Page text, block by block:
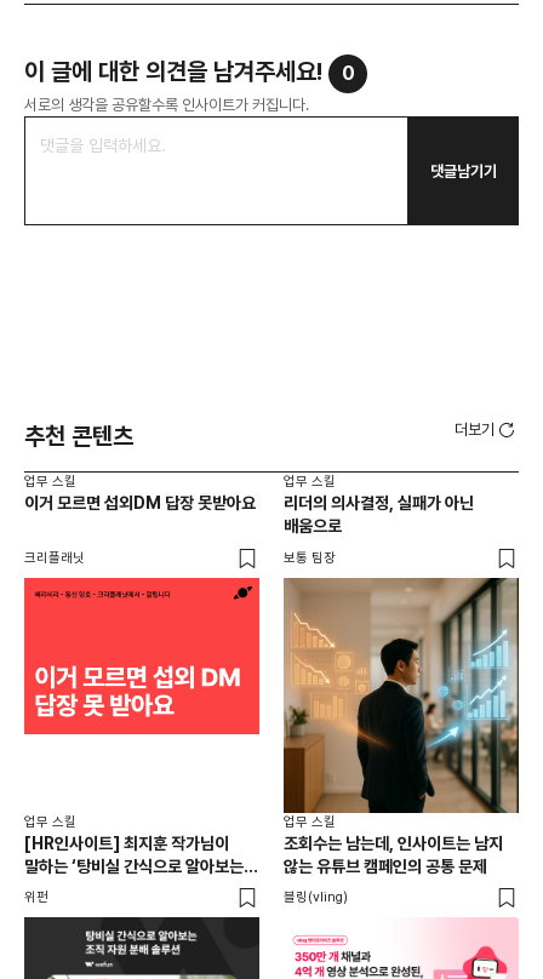
이 글에 대한 의견을 남겨주세요! 0
서로의 생각을 공유할수록 인사이트가 커집니다.
댓글남기기
추천 콘텐츠 더보기
업무 스킬
이거 모르면 섭외DM 답장 못받아요
크리플래닛
업무 스킬
리더의 의사결정, 실패가 아닌
배움으로
보통 팀장
업무 스킬
[HR인사이트] 최지훈 작가님이
말하는 ‘탕비실 간식으로 알아보는
조직 자원 분배 솔루션 ’ㅣ조직문화,
리소스
위펀
업무 스킬
조회수는 남는데, 인사이트는 남지
않는 유튜브 캠페인의 공통 문제
블링(vling)